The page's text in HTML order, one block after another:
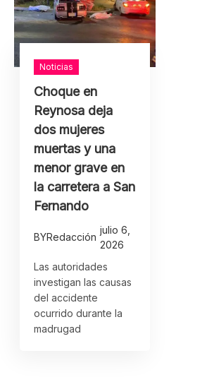
Noticias
Choque en
Reynosa deja
dos mujeres
muertas y una
menor grave en
la carretera a San
Fernando
BYRedacción
julio 6,
2026
Las autoridades
investigan las causas
del accidente
ocurrido durante la
madrugad